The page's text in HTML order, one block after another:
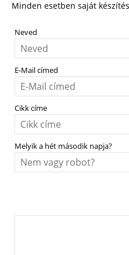
Minden esetben saját
Neved
E-Mail címed
Cikk címe
Melyik a hét második napja?